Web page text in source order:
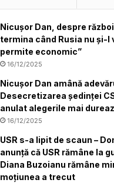
Nicușor Dan, despre
termina când Rusia nu și-l
permite economic”
16/12/2025
Nicușor Dan amână
Desecretizarea ședinței
anulat alegerile mai
16/12/2025
USR s-a lipit de scaun –
anunță că USR rămâne la
Diana Buzoianu rămâne
moțiunea a trecut